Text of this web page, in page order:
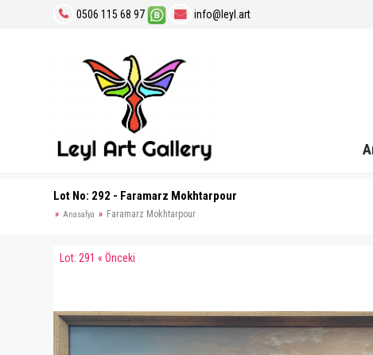
0506 115 68 97 info@leyl.art
Lot No: 292 - Faramarz Mokhtarpour
Anasafya Faramarz Mokhtarpour
Lot: 291 « Önceki